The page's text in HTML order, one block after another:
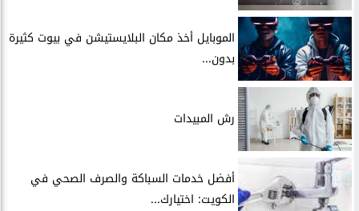
الموبايل أخذ مكان البلايستيشن في بيوت كثيرة
بدون...
رش المبيدات
أفضل خدمات السباكة والصرف الصحي في
الكويت: اختيارك...